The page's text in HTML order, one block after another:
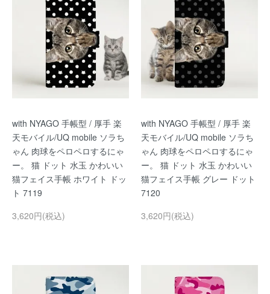
with NYAGO 手帳型 / 厚手 楽
天モバイル/UQ mobile ソラち
ゃん 肉球をペロペロするにゃ
ー。 猫 ドット 水玉 かわいい
猫フェイス手帳 ホワイト ドッ
ト 7119
3,620円(税込)
with NYAGO 手帳型 / 厚手 楽
天モバイル/UQ mobile ソラち
ゃん 肉球をペロペロするにゃ
ー。 猫 ドット 水玉 かわいい
猫フェイス手帳 グレー ドット
7120
3,620円(税込)